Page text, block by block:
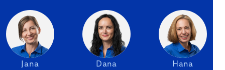
Jana Dana Hana